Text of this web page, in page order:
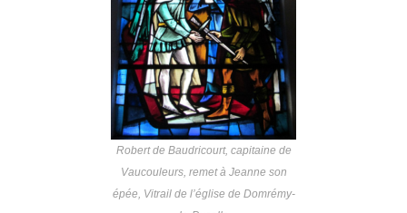
Robert de Baudricourt, capitaine de
Vaucouleurs, remet à Jeanne son
épée, Vitrail de l’église de Domrémy-